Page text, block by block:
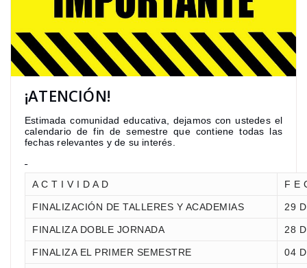
¡ATENCIÓN!
Estimada comunidad educativa, dejamos con ustedes el
calendario de fin de semestre que contiene todas las
fechas relevantes y de su interés.
A C T I V I D A D F E
FINALIZACIÓN DE TALLERES Y ACADEMIAS 29
FINALIZA DOBLE JORNADA 28
FINALIZA EL PRIMER SEMESTRE 04